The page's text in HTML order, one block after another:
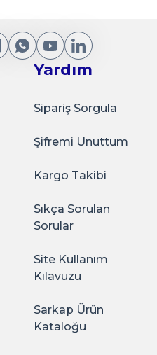
Yardım
Sipariş Sorgula
Şifremi Unuttum
Kargo Takibi
Sıkça Sorulan
Sorular
Site Kullanım
Kılavuzu
Sarkap Ürün
Kataloğu